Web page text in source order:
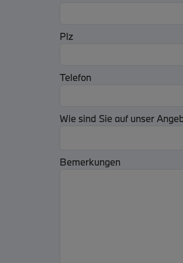
Plz
Telefon
Wie sind Sie auf unser
Bemerkungen